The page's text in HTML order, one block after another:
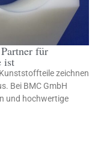
für
ist
zeichnen
Bei BMC GmbH
und hochwertige